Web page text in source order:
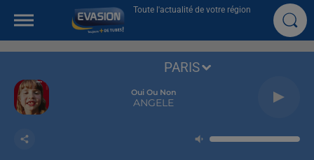
Toute l'actualité de votre région
Oui Ou Non
ANGELE
PARIS